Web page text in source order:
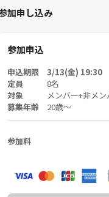
加申し込み
参加申込
申込期限 3/13(金) 19:30
定員 8名
対象 メンバー+非メン
募集年齢 20歳〜
参加料